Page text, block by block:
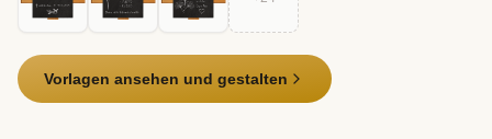
Vorlagen ansehen und gestalten